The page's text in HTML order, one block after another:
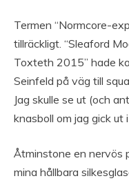
Termen “Normcore-
tillräckligt. “Sleaford
Toxteth 2015” hade
Seinfeld på väg till
Jag skulle se ut (och
knasboll om jag gick ut
Åtminstone en nervös
mina hållbara